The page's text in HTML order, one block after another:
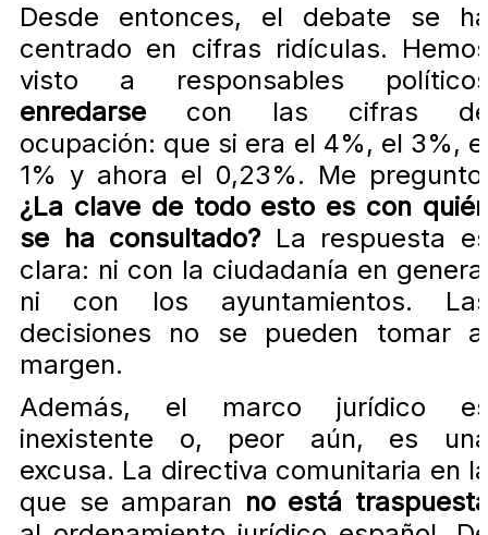
Desde entonces, el debate se
centrado en cifras ridículas.
visto a responsables
enredarse con las cifras
ocupación: que si era el 4%, el 3%,
1% y ahora el 0,23%. Me
¿La clave de todo esto es con
se ha consultado? La respuesta
clara: ni con la ciudadanía en
ni con los ayuntamientos.
decisiones no se pueden tomar
margen.
Además, el marco jurídico
inexistente o, peor aún, es
excusa. La directiva comunitaria en
que se amparan no está